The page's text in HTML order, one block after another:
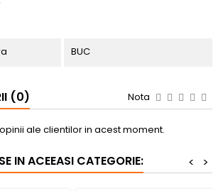
BUC
(0) Nota
ale clientilor in acest moment.
IN ACEEASI CATEGORIE: >
<